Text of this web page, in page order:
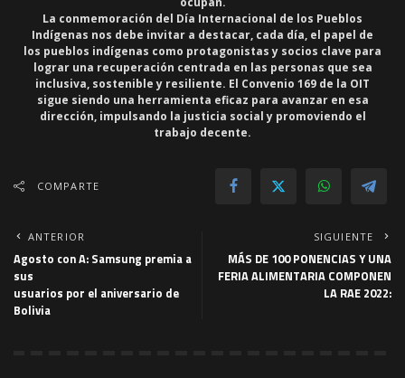
La conmemoración del Día Internacional de los Pueblos
Indígenas nos debe invitar a destacar, cada día, el papel de
los pueblos indígenas como protagonistas y socios clave para
lograr una recuperación centrada en las personas que sea
inclusiva, sostenible y resiliente. El Convenio 169 de la OIT
sigue siendo una herramienta eficaz para avanzar en esa
dirección, impulsando la justicia social y promoviendo el
trabajo decente.
COMPARTE
ANTERIOR
Agosto con A: Samsung premia a
sus
usuarios por el aniversario de
Bolivia
SIGUIENTE
MÁS DE 100 PONENCIAS Y UNA
FERIA ALIMENTARIA COMPONEN
LA RAE 2022: